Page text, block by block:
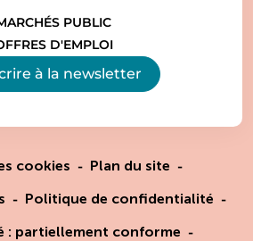
PUBLIC
D'EMPLOI
à la newsletter
cookies
Plan du site
Politique de confidentialité
: partiellement conforme